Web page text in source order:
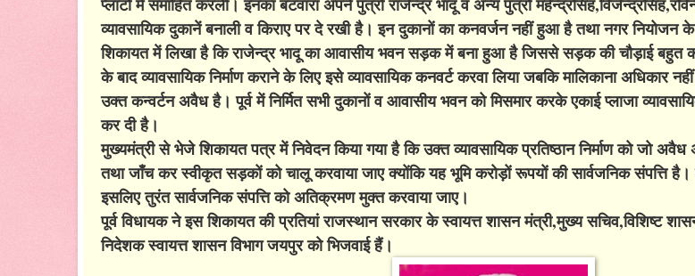
व्यावसायिक दुकानें बनाली व किराए पर दे रखी है। इन दुकानों का कनवर्जन नहीं हुआ है तथा नगर नियोजन
शिकायत में लिखा है कि राजेन्द्र भादू का आवासीय भवन सड़क में बना हुआ है जिससे सड़क की चौड़ाई बहुत
के बाद व्यावसायिक निर्माण कराने के लिए इसे व्यावसायिक कनवर्ट करवा लिया जबकि मालिकाना अधिकार
उक्त कन्वर्टन अवैध है। पूर्व में निर्मित सभी दुकानों व आवासीय भवन को मिसमार करके एकाई प्लाजा
कर दी है।
मुख्यमंत्री से भेजे शिकायत पत्र में निवेदन किया गया है कि उक्त व्यावसायिक प्रतिष्ठान निर्माण को जो
तथा जाँच कर स्वीकृत सड़कों को चालू करवाया जाए क्योंकि यह भूमि करोड़ों रूपयों की सार्वजनिक संपत्ति है।
इसलिए तुरंत सार्वजनिक संपत्ति को अतिक्रमण मुक्त करवाया जाए।
पूर्व विधायक ने इस शिकायत की प्रतियां राजस्थान सरकार के स्वायत्त शासन मंत्री,मुख्य सचिव,विशिष्ट
निदेशक स्वायत्त शासन विभाग जयपुर को भिजवाई हैं।